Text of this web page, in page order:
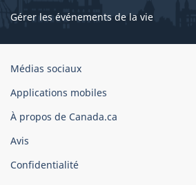
Gérer les événements de la vie
Organisation
gouvernement
du
Canada
Médias sociaux
Applications mobiles
À propos de Canada.ca
Avis
Confidentialité